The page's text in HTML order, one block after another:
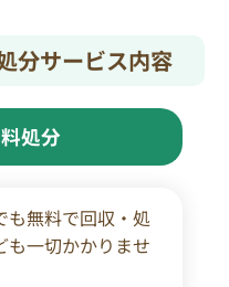
分サービス内容
処分
も無料で回収・処
も一切かかりませ